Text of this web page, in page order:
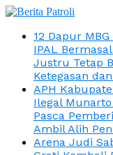
12 Dapur
IPAL
Justru Tetap
Ketegasan
APH
Ilegal
Pasca
Ambil Alih
Arena Judi